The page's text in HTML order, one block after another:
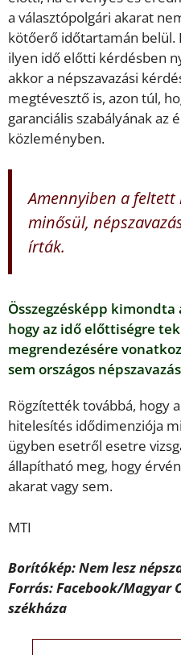
a választópolgári akarat
kötőerő időtartamán belül.
ilyen idő előtti kérdésben
akkor a népszavazási
megtévesztő is, azon túl,
garanciális szabályának az
közleményben.
Amennyiben a
minősül,
írták.
Összegzésképp
hogy az idő előttiségre
megrendezésére
sem országos
Rögzítették továbbá, hogy
hitelesítés idődimenziója
ügyben esetről esetre
állapítható meg, hogy
akarat vagy sem.
MTI
Borítókép: Nem lesz
Forrás: Facebook/Magyar
székháza